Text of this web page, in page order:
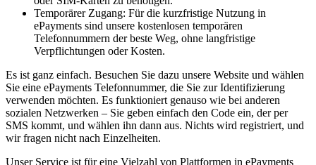
Temporärer Zugang: Für die kurzfristige Nutzung in
ePayments sind unsere kostenlosen temporären
Telefonnummern der beste Weg, ohne langfristige
Verpflichtungen oder Kosten.
Es ist ganz einfach. Besuchen Sie dazu unsere Website und wählen
Sie eine ePayments Telefonnummer, die Sie zur Identifizierung
verwenden möchten. Es funktioniert genauso wie bei anderen
sozialen Netzwerken – Sie geben einfach den Code ein, der per
SMS kommt, und wählen ihn dann aus. Nichts wird registriert, und
wir fragen nicht nach Einzelheiten.
Unser Service ist für eine Vielzahl von Plattformen in ePayments